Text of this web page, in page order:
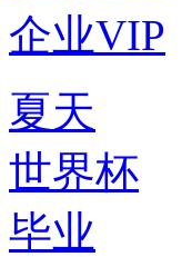
企业VIP
夏天
世界杯
毕业